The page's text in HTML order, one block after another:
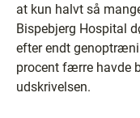
at kun halvt så
Bispebjerg Hospital
efter endt
procent færre havde
udskrivelsen.